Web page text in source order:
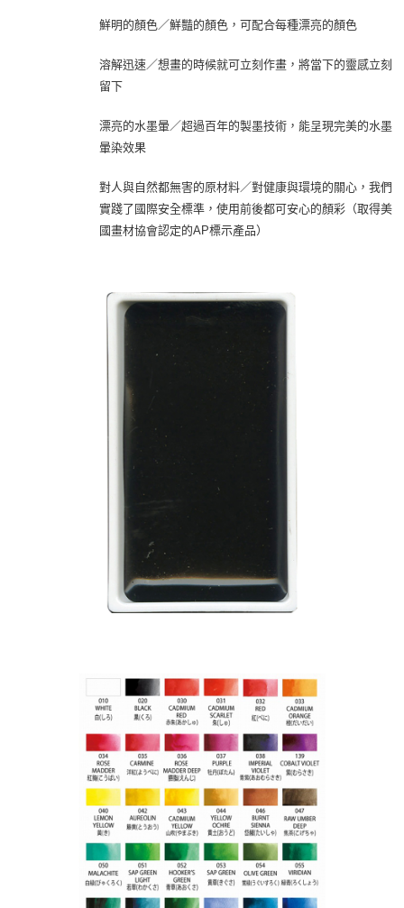
鮮明的顏色／鮮豔的顏色，可配合每種漂亮的顏色
溶解迅速／想畫的時候就可立刻作畫，將當下的靈感立刻
留下
漂亮的水墨暈／超過百年的製墨技術，能呈現完美的水墨
暈染效果
對人與自然都無害的原材料／對健康與環境的關心，我們
實踐了國際安全標準，使用前後都可安心的顏彩（取得美
國畫材協會認定的AP標示產品）